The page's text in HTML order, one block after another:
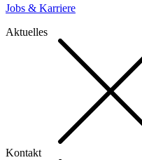
Jobs & Karriere
Aktuelles
Kontakt